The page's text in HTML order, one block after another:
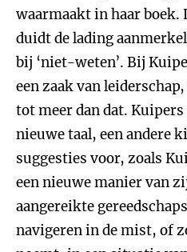
waarmaakt in haar boek.
duidt de lading
bij ‘niet-weten’. Bij
een zaak van
tot meer dan dat. Kuipers
nieuwe taal, een andere
suggesties voor, zoals
een nieuwe manier van
aangereikte
navigeren in de mist, of